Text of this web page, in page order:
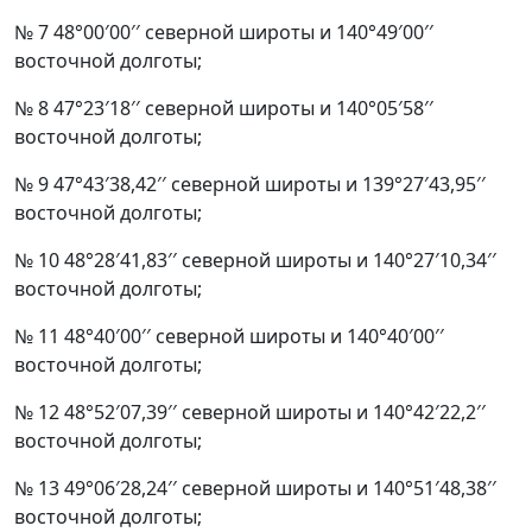
№ 7 48°00′00′′ северной широты и 140°49′00′′
восточной долготы;
№ 8 47°23′18′′ северной широты и 140°05′58′′
восточной долготы;
№ 9 47°43′38,42′′ северной широты и 139°27′43,95′′
восточной долготы;
№ 10 48°28′41,83′′ северной широты и 140°27′10,34′′
восточной долготы;
№ 11 48°40′00′′ северной широты и 140°40′00′′
восточной долготы;
№ 12 48°52′07,39′′ северной широты и 140°42′22,2′′
восточной долготы;
№ 13 49°06′28,24′′ северной широты и 140°51′48,38′′
восточной долготы;